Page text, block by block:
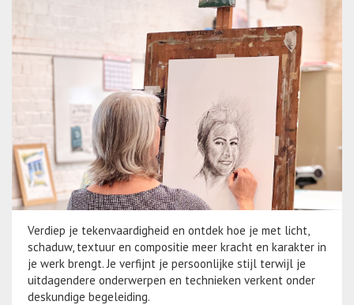
Verdiep je tekenvaardigheid en ontdek hoe je met licht,
schaduw, textuur en compositie meer kracht en karakter in
je werk brengt. Je verfijnt je persoonlijke stijl terwijl je
uitdagendere onderwerpen en technieken verkent onder
deskundige begeleiding.